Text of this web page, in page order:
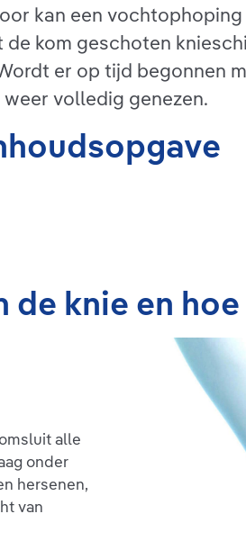
kan een
kom geschoten
er op tijd begonnen
volledig genezen.
knie en
alle
onder
hersenen,
van